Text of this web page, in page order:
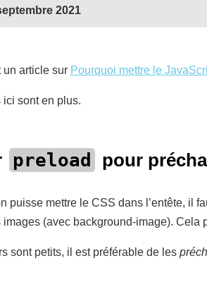
2021
un article sur Pourquoi mettre le
ici sont en plus.
preload pour
puisse mettre le CSS dans l’entête, il
(avec background-image). Cela
sont petits, il est préférable de les